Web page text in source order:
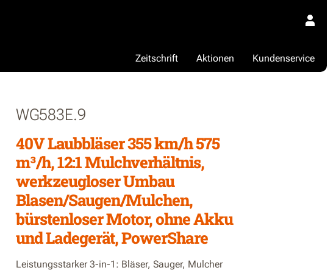
Kundenservice
Aktionen
Zeitschrift
WG583E.9
40V Laubbläser 355 km/h 575
m³/h, 12:1 Mulchverhältnis,
werkzeugloser Umbau
Blasen/Saugen/Mulchen,
bürstenloser Motor, ohne Akku
und Ladegerät, PowerShare
Leistungsstarker 3-in-1: Bläser, Sauger, Mulcher